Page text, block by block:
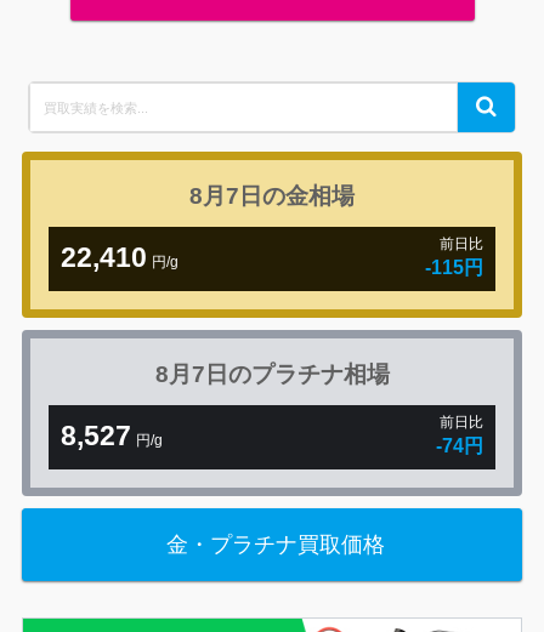
for:
Search
8月7日の金相場
22,410 円/g
前日比
-115円
8月7日のプラチナ相場
8,527 円/g
前日比
-74円
金・プラチナ買取価格